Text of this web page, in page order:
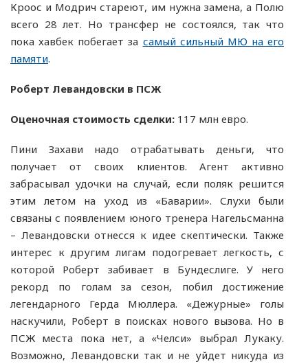
Кроос и Модрич стареют, им нужна замена, а Полю
всего 28 лет. Но трансфер не состоялся, так что
пока хавбек побегает за самый сильный МЮ на его
памяти.
Роберт Левандовски в ПСЖ
Оценочная стоимость сделки: 117 млн евро.
Пини Захави надо отрабатывать деньги, что
получает от своих клиентов. Агент активно
забрасывал удочки на случай, если поляк решится
этим летом на уход из «Баварии». Слухи были
связаны с появлением юного тренера Нагельсманна
– Левандовски отнесся к идее скептически. Также
интерес к другим лигам подогревает легкость, с
которой Роберт забивает в Бундеслиге. У него
рекорд по голам за сезон, побил достижение
легендарного Герда Мюллера. «Дежурные» голы
наскучили, Роберт в поисках нового вызова. Но в
ПСЖ места пока нет, а «Челси» выбрал Лукаку.
Возможно, Левандовски так и не уйдет никуда из